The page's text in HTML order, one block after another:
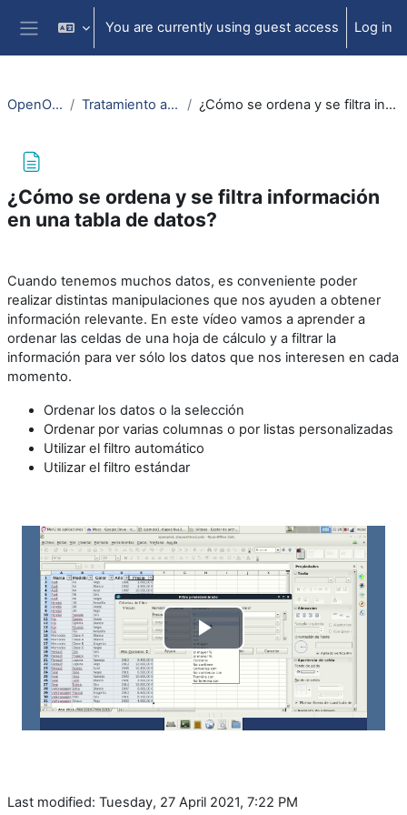
Skip to main content
Side panel
You are currently using guest access Log in
OpenOffice: Calc Tratamiento avanzado de datos ¿Cómo se ordena y se filtra información en una tabla de datos?
¿Cómo se ordena y se filtra información
en una tabla de datos?
Cuando tenemos muchos datos, es conveniente poder
realizar distintas manipulaciones que nos ayuden a obtener
información relevante. En este vídeo vamos a aprender a
ordenar las celdas de una hoja de cálculo y a filtrar la
información para ver sólo los datos que nos interesen en cada
momento.
Ordenar los datos o la selección
Ordenar por varias columnas o por listas personalizadas
Utilizar el filtro automático
Utilizar el filtro estándar
Play
Video
Last modified: Tuesday, 27 April 2021, 7:22 PM